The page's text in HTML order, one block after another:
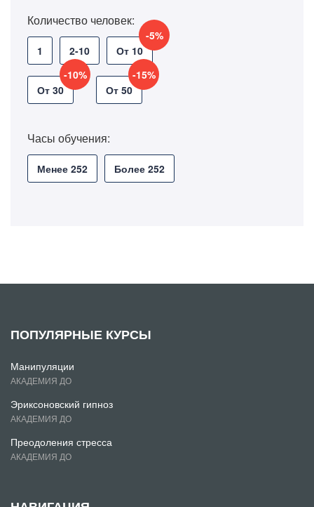
Количество человек:
1 2-10 От 10
-5%
От 30
-10%
От 50
-15%
Часы обучения:
Менее 252 Более 252
ПОПУЛЯРНЫЕ КУРСЫ
Манипуляции
АКАДЕМИЯ ДО
Эриксоновский гипноз
АКАДЕМИЯ ДО
Преодоления стресса
АКАДЕМИЯ ДО